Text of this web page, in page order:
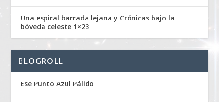
Una espiral barrada lejana y Crónicas bajo la
bóveda celeste 1×23
BLOGROLL
Ese Punto Azul Pálido